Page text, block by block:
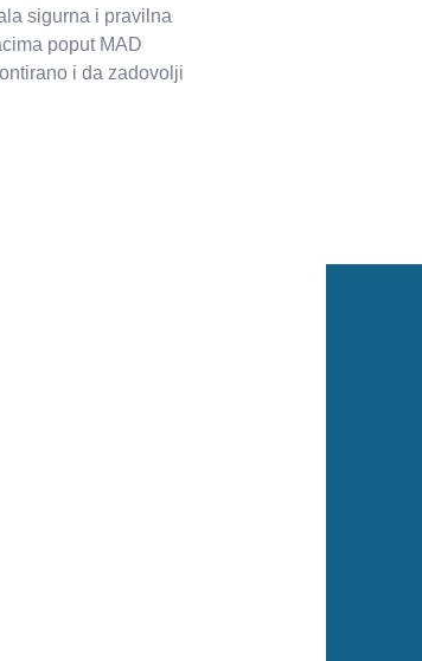
sigurna i pravilna
poput MAD
i da zadovolji